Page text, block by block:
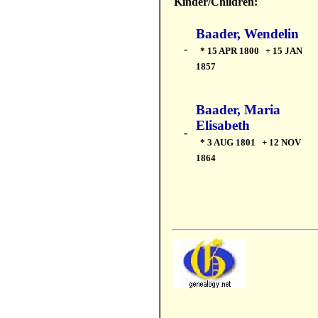
-
Baader, Wendelin
* 15 APR 1800 + 15 JAN
1857
-
Baader, Maria
Elisabeth
* 3 AUG 1801 + 12 NOV
1864